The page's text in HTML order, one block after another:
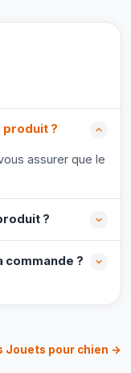
produit ?
assurer que le
?
commande ?
Jouets pour chien →